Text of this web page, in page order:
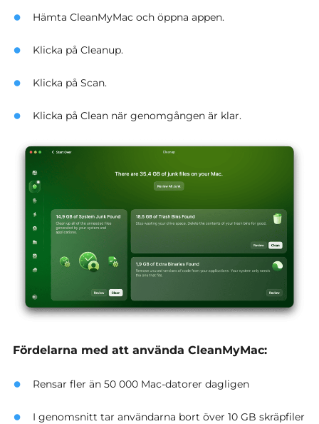
Hämta CleanMyMac och öppna appen.
Klicka på Cleanup.
Klicka på Scan.
Klicka på Clean när genomgången är klar.
Fördelarna med att använda CleanMyMac:
Rensar fler än 50 000 Mac-datorer dagligen
I genomsnitt tar användarna bort över 10 GB skräpfiler